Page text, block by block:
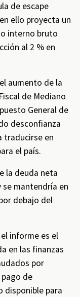
de escape
ello proyecta un
interno bruto
al 2 % en
aumento de la
de Mediano
General de
desconfianza
traducirse en
el país.
la deuda neta
se mantendría en
debajo del
informe es el
en las finanzas
por
de
disponible para